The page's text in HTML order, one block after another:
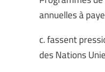
annuelles à
c. fassent
des Nations